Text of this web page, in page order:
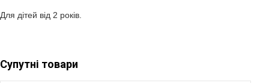
Для дітей від 2 років.
Супутні товари